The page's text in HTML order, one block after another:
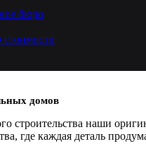
бюро
стоимости
домов
строительства наши
где каждая деталь